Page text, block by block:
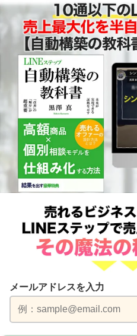
メールアドレスを入力